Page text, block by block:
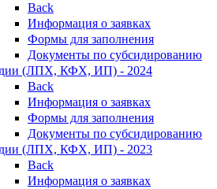
Back
Информация о заявках
Формы для заполнения
Документы по субсидированию
(ЛПХ, КФХ, ИП) - 2024
Back
Информация о заявках
Формы для заполнения
Документы по субсидированию
(ЛПХ, КФХ, ИП) - 2023
Back
Информация о заявках